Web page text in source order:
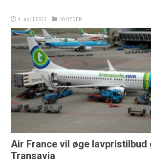
4. april 2012 NYHEDER
Air France vil øge lavpristilbud
Transavia